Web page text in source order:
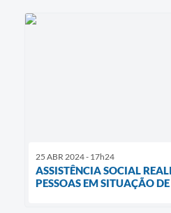
25 ABR 2024 - 17h24
ASSISTÊNCIA SOCIAL
PESSOAS EM SITUAÇÃO